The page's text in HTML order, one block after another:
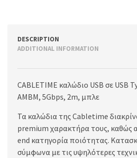
DESCRIPTION
ADDITIONAL INFORMATION
CABLETIME καλώδιο USB σε USB
AMBM, 5Gbps, 2m, μπλε
Τα καλώδια της Cabletime
premium χαρακτήρα τους, καθώς
end κατηγορία ποιότητας.
σύμφωνα με τις υψηλότερες